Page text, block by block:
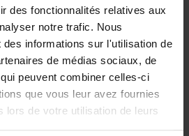
des fonctionnalités relatives aux
notre trafic. Nous
des informations sur l'utilisation de
de médias sociaux, de
peuvent combiner celles-ci
que vous leur avez fournies
lors de votre utilisation de leurs
optimale par transducteur de
grâce à l’éclairage LED HEINE 2,5 V ou